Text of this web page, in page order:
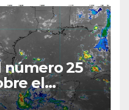
número 25
el